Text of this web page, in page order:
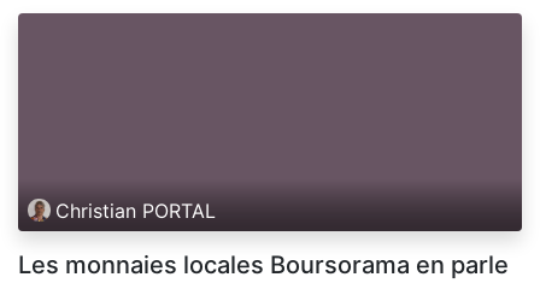
Christian PORTAL
Les monnaies locales Boursorama en parle